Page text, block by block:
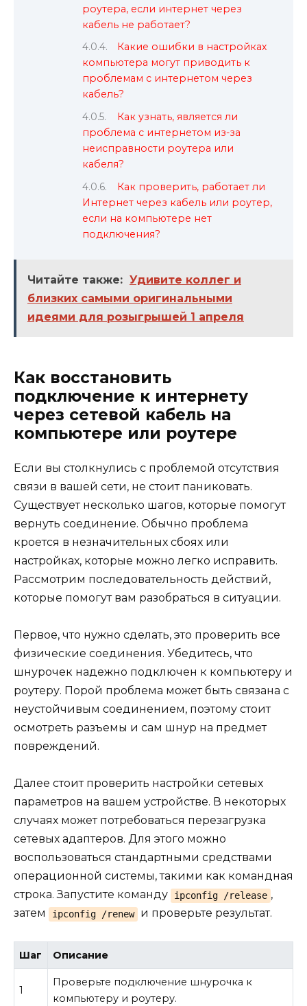
роутера, если интернет через
кабель не работает?
Какие ошибки в настройках
компьютера могут приводить к
проблемам с интернетом через
кабель?
Как узнать, является ли
проблема с интернетом из-за
неисправности роутера или
кабеля?
Как проверить, работает ли
Интернет через кабель или роутер,
если на компьютере нет
подключения?
Читайте также: Удивите коллег и
близких самыми оригинальными
идеями для розыгрышей 1 апреля
Как восстановить
подключение к интернету
через сетевой кабель на
компьютере или роутере
Если вы столкнулись с проблемой отсутствия
связи в вашей сети, не стоит паниковать.
Существует несколько шагов, которые помогут
вернуть соединение. Обычно проблема
кроется в незначительных сбоях или
настройках, которые можно легко исправить.
Рассмотрим последовательность действий,
которые помогут вам разобраться в ситуации.
Первое, что нужно сделать, это проверить все
физические соединения. Убедитесь, что
шнурочек надежно подключен к компьютеру и
роутеру. Порой проблема может быть связана с
неустойчивым соединением, поэтому стоит
осмотреть разъемы и сам шнур на предмет
повреждений.
Далее стоит проверить настройки сетевых
параметров на вашем устройстве. В некоторых
случаях может потребоваться перезагрузка
сетевых адаптеров. Для этого можно
воспользоваться стандартными средствами
операционной системы, такими как командная
строка. Запустите команду
ipconfig /release ,
затем
ipconfig /renew и проверьте результат.
Шаг Описание
1
Проверьте подключение шнурочка к
компьютеру и роутеру.